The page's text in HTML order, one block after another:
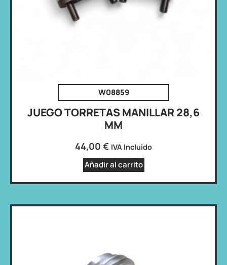
W08859
JUEGO TORRETAS MANILLAR 28,6
MM
44,00 € IVA Incluido
Añadir al carrito